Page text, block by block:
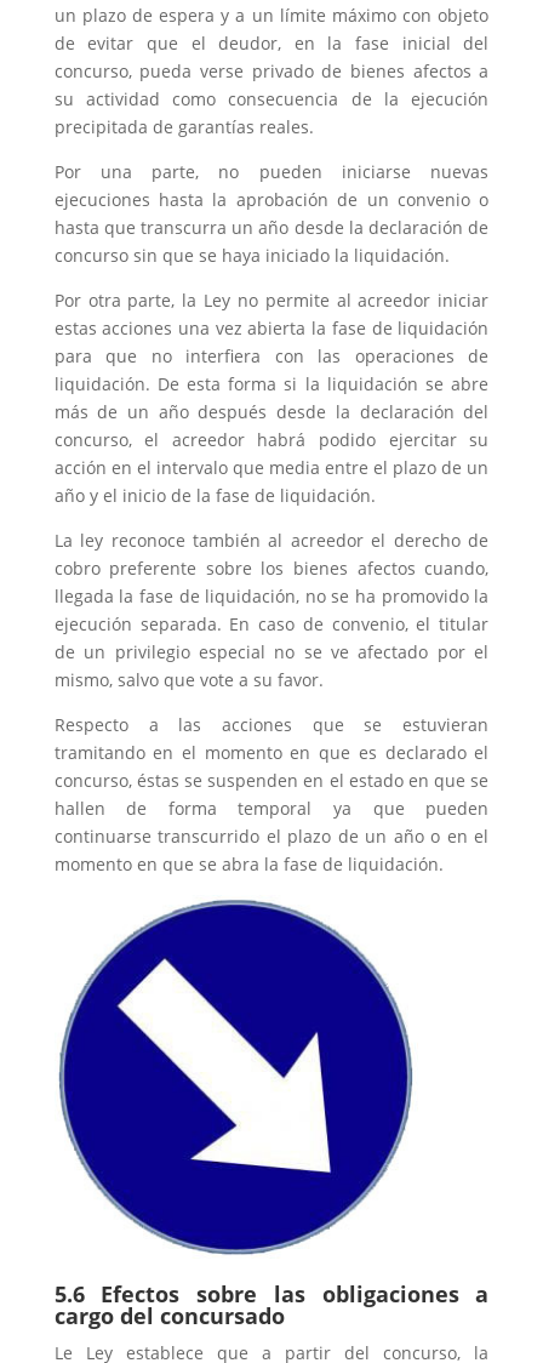
un plazo de espera y a un límite máximo con objeto
de evitar que el deudor, en la fase inicial del
concurso, pueda verse privado de bienes afectos a
su actividad como consecuencia de la ejecución
precipitada de garantías reales.
Por una parte, no pueden iniciarse nuevas
ejecuciones hasta la aprobación de un convenio o
hasta que transcurra un año desde la declaración de
concurso sin que se haya iniciado la liquidación.
Por otra parte, la Ley no permite al acreedor iniciar
estas acciones una vez abierta la fase de liquidación
para que no interfiera con las operaciones de
liquidación. De esta forma si la liquidación se abre
más de un año después desde la declaración del
concurso, el acreedor habrá podido ejercitar su
acción en el intervalo que media entre el plazo de un
año y el inicio de la fase de liquidación.
La ley reconoce también al acreedor el derecho de
cobro preferente sobre los bienes afectos cuando,
llegada la fase de liquidación, no se ha promovido la
ejecución separada. En caso de convenio, el titular
de un privilegio especial no se ve afectado por el
mismo, salvo que vote a su favor.
Respecto a las acciones que se estuvieran
tramitando en el momento en que es declarado el
concurso, éstas se suspenden en el estado en que se
hallen de forma temporal ya que pueden
continuarse transcurrido el plazo de un año o en el
momento en que se abra la fase de liquidación.
5.6 Efectos sobre las obligaciones a
cargo del concursado
Le Ley establece que a partir del concurso, la